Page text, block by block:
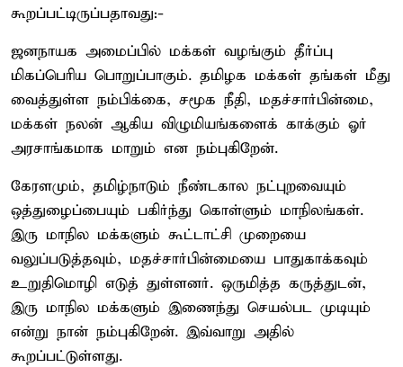
கூறப்பட்டிருப்பதாவது:-
ஜனநாயக அமைப்பில் மக்கள் வழங்கும் தீர்ப்பு
மிகப்பெரிய பொறுப்பாகும். தமிழக மக்கள் தங்கள் மீது
வைத்துள்ள நம்பிக்கை, சமூக நீதி, மதச்சார்பின்மை,
மக்கள் நலன் ஆகிய விழுமியங்களைக் காக்கும் ஓர்
அரசாங்கமாக மாறும் என நம்புகிறேன்.
கேரளமும், தமிழ்நாடும் நீண்டகால நட்புறவையும்
ஒத்துழைப்பையும் பகிர்ந்து கொள்ளும் மாநிலங்கள்.
இரு மாநில மக்களும் கூட்டாட்சி முறையை
வலுப்படுத்தவும், மதச்சார்பின்மையை பாதுகாக்கவும்
உறுதிமொழி எடுத் துள்ளனர். ஒருமித்த கருத்துடன்,
இரு மாநில மக்களும் இணைந்து செயல்பட முடியும்
என்று நான் நம்புகிறேன். இவ்வாறு அதில்
கூறப்பட்டுள்ளது.